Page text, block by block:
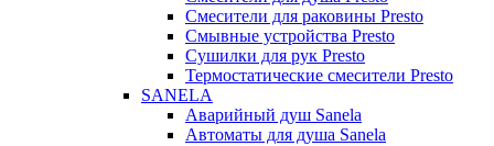
Смесители для раковины Presto
Смывные устройства Presto
Сушилки для рук Presto
Термостатические смесители Presto
SANELA
Аварийный душ Sanela
Автоматы для душа Sanela